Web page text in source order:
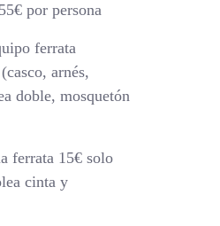
por persona
ferrata
arnés,
doble, mosquetón
ferrata 15€ solo
cinta y